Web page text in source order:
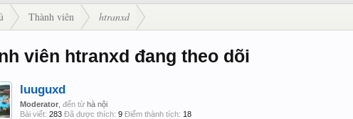
Thành viên htranxd
viên htranxd đang theo dõi
luuguxd
Moderator đến từ hà nội
Bài viết: 283 Đã được thích: 9 Điểm thành tích: 18